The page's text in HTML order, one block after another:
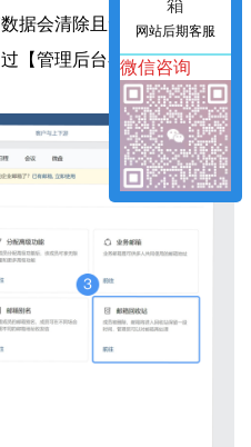
据会清除且无法恢复(旧版
【管理后台->系统日志->操
网站后期客服
微信咨询